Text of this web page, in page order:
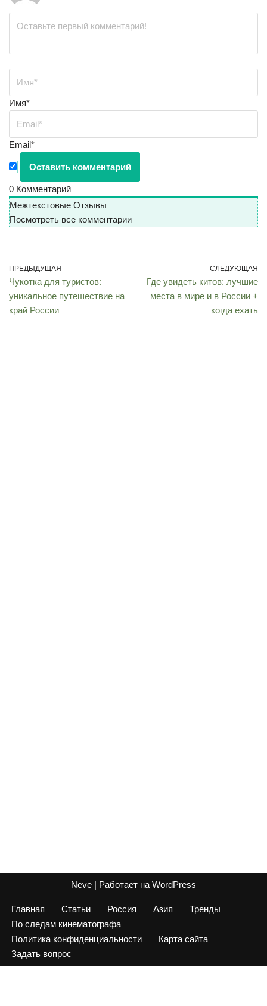
Имя*
Email*
0 Комментарий
Межтекстовые Отзывы
Посмотреть все комментарии
ПРЕДЫДУЩАЯ
Чукотка для туристов:
уникальное путешествие на
край России
СЛЕДУЮЩАЯ
Где увидеть китов: лучшие
места в мире и в России +
когда ехать
Neve | Работает на WordPress
Главная Статьи Россия Азия
Тренды
По следам кинематографа
Политика конфиденциальности
Карта сайта
Задать вопрос